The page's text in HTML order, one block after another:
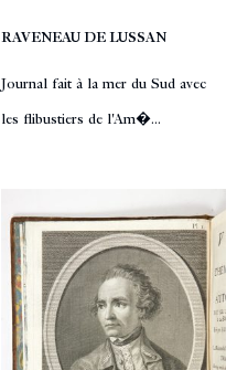
RAVENEAU DE LUSSAN
Journal fait à la mer du Sud avec
les flibustiers de l'Am�...